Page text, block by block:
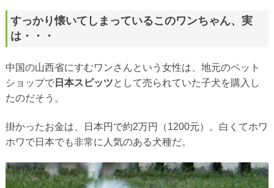
すっかり懐いてしまっているこのワンちゃん、実
は・・・
中国の山西省にすむワンさんという女性は、地元のペット
ショップで日本スピッツとして売られていた子犬を購入し
たのだそう。
掛かったお金は、日本円で約2万円（1200元）。白くてホワ
ホワで日本でも非常に人気のある犬種だ。